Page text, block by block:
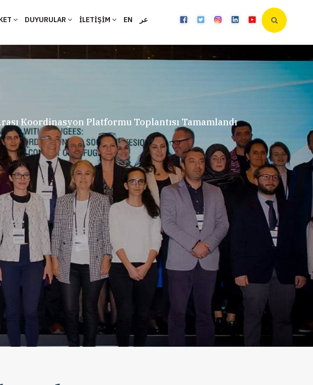
DUYURULAR İLETİŞİM EN عر
Koordinasyon Platformu Toplantısı Tamamlandı